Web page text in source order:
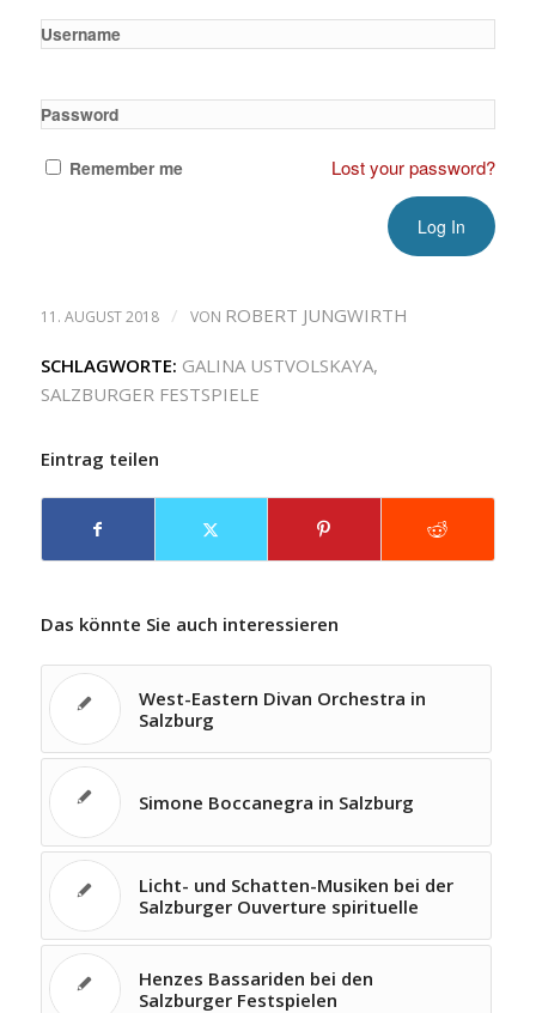
Username
Password
Remember me Lost your password?
11. AUGUST 2018 / VON ROBERT JUNGWIRTH
SCHLAGWORTE: GALINA USTVOLSKAYA,
SALZBURGER FESTSPIELE
Eintrag teilen
Das könnte Sie auch interessieren
West-Eastern Divan Orchestra in
Salzburg
Simone Boccanegra in Salzburg
Licht- und Schatten-Musiken bei der
Salzburger Ouverture spirituelle
Henzes Bassariden bei den
Salzburger Festspielen